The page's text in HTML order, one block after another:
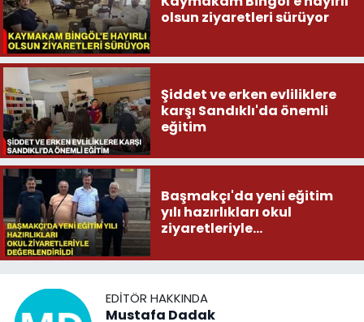
olsun ziyaretleri sürüyor
Şiddet ve erken evliliklere
karşı Sandıklı'da önemli
eğitim
Başmakçı'da yeni eğitim
yılı hazırlıkları okul
ziyaretleriyle
EDITÖR HAKKINDA
Mustafa Dadak